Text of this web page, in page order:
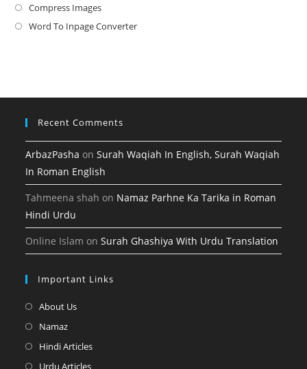
new
a
Compress ImagesOpens
in
Word To Inpage ConverterOpens
tab
Recent Comments
ArbazPasha onSurah Waqiah In English, Surah Waqiah
In Roman English
Tahmeena shah on Namaz Parhne Ka Tarika in Roman
Hindi Urdu
Online Islam onSurah Ghashiya With Urdu Translation
Important Links
About UsOpens
NamazOpens
in
Hindi ArticlesOpens
Urdu ArticlesOpens